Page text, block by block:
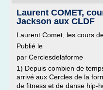
Laurent COMET,
Jackson aux CLDF
Laurent Comet, les cours
Publié le
par Cerclesdelaforme
1) Depuis combien de
arrivé aux Cercles de la
de fitness et de danse hip-